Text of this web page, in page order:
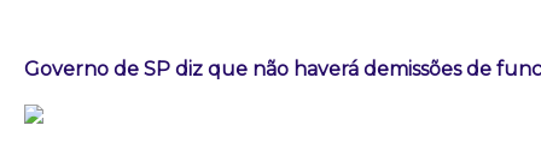
Governo de SP diz que não haverá demissões de